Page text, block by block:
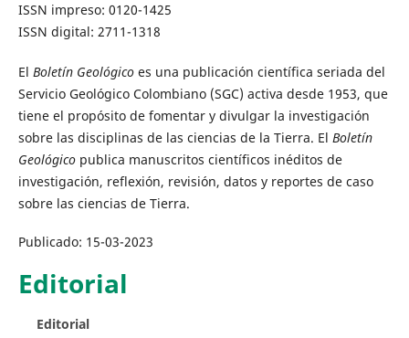
ISSN impreso: 0120-1425
ISSN digital: 2711-1318
El Boletín Geológicoes una publicación científica seriada del
Servicio Geológico Colombiano (SGC) activa desde 1953, que
tiene el propósito de fomentar y divulgar la investigación
sobre las disciplinas de las ciencias de la Tierra. El Boletín
Geológicopublica manuscritos científicos inéditos de
investigación, reflexión, revisión, datos y reportes de caso
sobre las ciencias de Tierra.
Publicado: 15-03-2023
Editorial
Editorial